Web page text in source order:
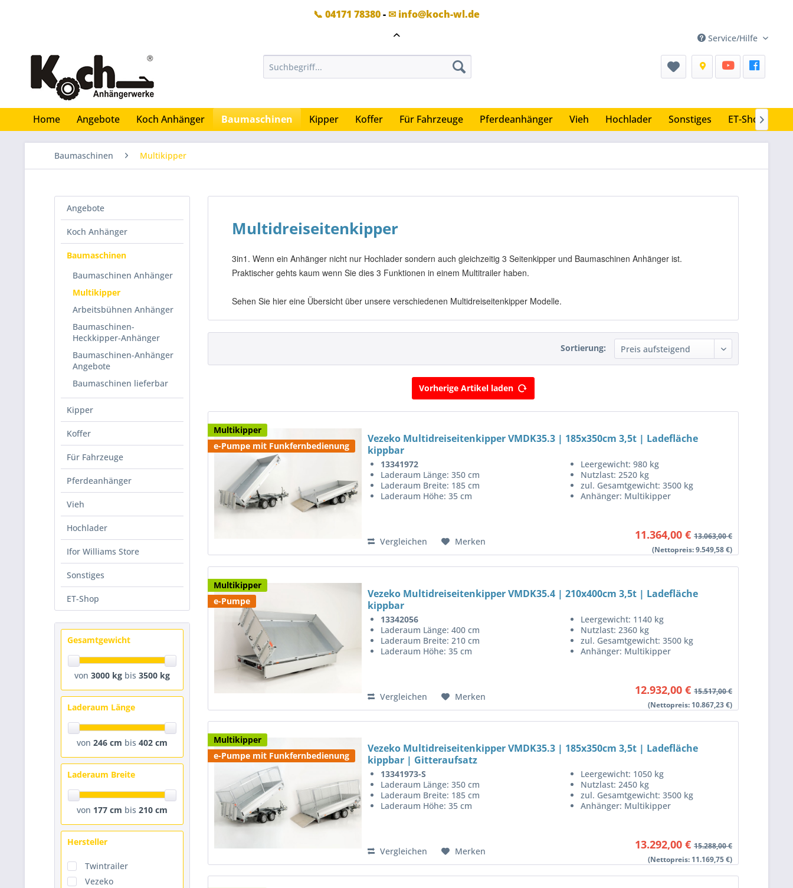
📞 04171 78380- ✉ info@koch-wl.de
Service/Hilfe
Home Angebote Koch Anhänger Baumaschinen Kipper Koffer Für Fahrzeuge Pferdeanhänger Vieh Hochlader Sonstiges ET-Shop

Baumaschinen Multikipper
Angebote
Koch Anhänger
Baumaschinen
Baumaschinen Anhänger
Multikipper
Arbeitsbühnen Anhänger
Baumaschinen-
Heckkipper-Anhänger
Baumaschinen-Anhänger
Angebote
Baumaschinen lieferbar
Kipper
Koffer
Für Fahrzeuge
Pferdeanhänger
Vieh
Hochlader
Ifor Williams Store
Sonstiges
ET-Shop
Gesamtgewicht
von 3000 kg bis 3500 kg
Laderaum Länge
von 246 cm bis 402 cm
Laderaum Breite
von 177 cm bis 210 cm
Hersteller
Twintrailer
Vezeko
Multidreiseitenkipper
3in1. Wenn ein Anhänger nicht nur Hochlader sondern auch gleichzeitig 3 Seitenkipper und Baumaschinen Anhänger ist.
Praktischer gehts kaum wenn Sie dies 3 Funktionen in einem Multitrailer haben.
Sehen Sie hier eine Übersicht über unsere verschiedenen Multidreiseitenkipper Modelle.
Sortierung:
Vorherige Artikel laden
Multikipper
e-Pumpe mit Funkfernbedienung
Vezeko Multidreiseitenkipper VMDK35.3 | 185x350cm 3,5t | Ladefläche
kippbar
13341972
Laderaum Länge: 350 cm
Laderaum Breite: 185 cm
Laderaum Höhe: 35 cm
Leergewicht: 980 kg
Nutzlast: 2520 kg
zul. Gesamtgewicht: 3500 kg
Anhänger: Multikipper
11.364,00 € 13.063,00 €
(Nettopreis: 9.549,58 €)
Vergleichen Merken
Multikipper
e-Pumpe
Vezeko Multidreiseitenkipper VMDK35.4 | 210x400cm 3,5t | Ladefläche
kippbar
13342056
Laderaum Länge: 400 cm
Laderaum Breite: 210 cm
Laderaum Höhe: 35 cm
Leergewicht: 1140 kg
Nutzlast: 2360 kg
zul. Gesamtgewicht: 3500 kg
Anhänger: Multikipper
12.932,00 € 15.517,00 €
(Nettopreis: 10.867,23 €)
Vergleichen Merken
Multikipper
e-Pumpe mit Funkfernbedienung
Vezeko Multidreiseitenkipper VMDK35.3 | 185x350cm 3,5t | Ladefläche
kippbar | Gitteraufsatz
13341973-S
Laderaum Länge: 350 cm
Laderaum Breite: 185 cm
Laderaum Höhe: 35 cm
Leergewicht: 1050 kg
Nutzlast: 2450 kg
zul. Gesamtgewicht: 3500 kg
Anhänger: Multikipper
13.292,00 € 15.288,00 €
(Nettopreis: 11.169,75 €)
Vergleichen Merken